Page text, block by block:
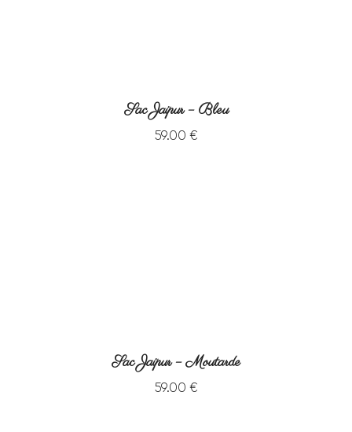
Sac Jaipur – Bleu
59.00 €
Sac Jaipur – Moutarde
59.00 €